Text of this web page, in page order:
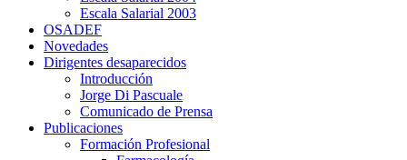
Escala Salarial 2003
OSADEF
Novedades
Dirigentes desaparecidos
Introducción
Jorge Di Pascuale
Comunicado de Prensa
Publicaciones
Formación Profesional